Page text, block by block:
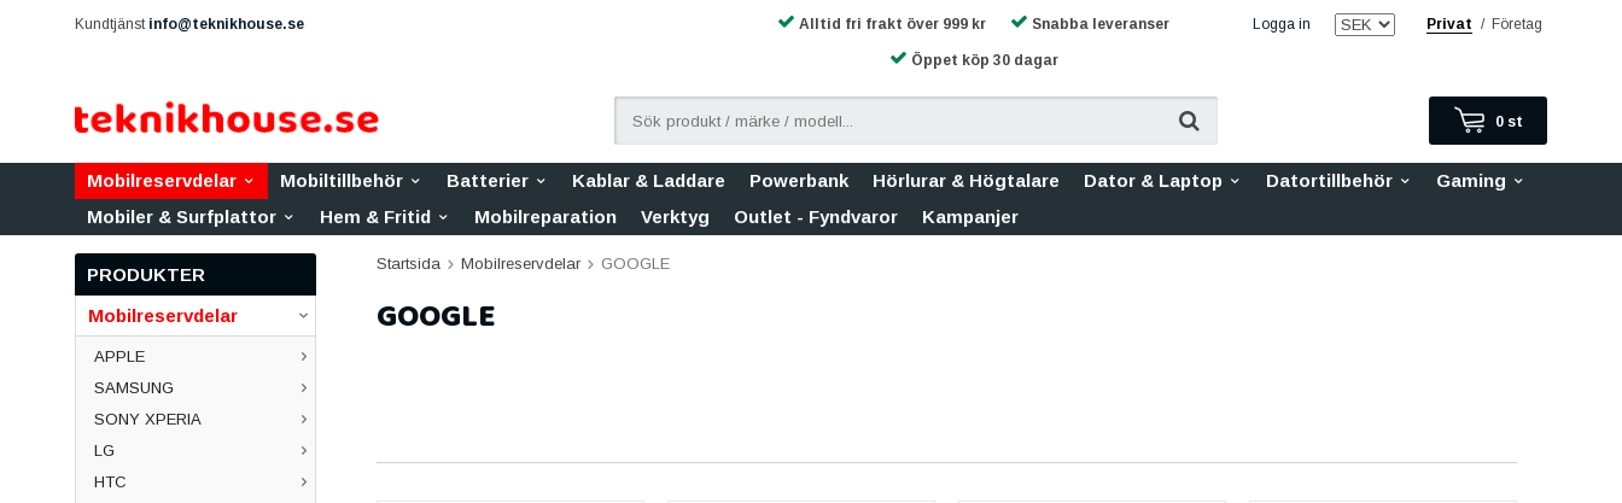
Kundtjänst info@teknikhouse.se Logga in Privat / Företag
Alltid fri frakt över 999 kr Snabba leveranser
Öppet köp 30 dagar
0 st
Mobilreservdelar Mobiltillbehör Batterier Kablar & Laddare Powerbank Hörlurar & Högtalare Dator & Laptop Datortillbehör
Gaming
Mobiler & Surfplattor
Hem & Fritid Mobilreparation Verktyg Outlet - Fyndvaror Kampanjer
PRODUKTER
Mobilreservdelar
APPLE
SAMSUNG
SONY XPERIA
LG
HTC
Startsida Mobilreservdelar GOOGLE
GOOGLE